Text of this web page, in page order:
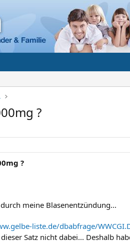
?
?
meine Blasenentzündung...
liste.de/dbabfrage/
Satz nicht dabei... Deshalb